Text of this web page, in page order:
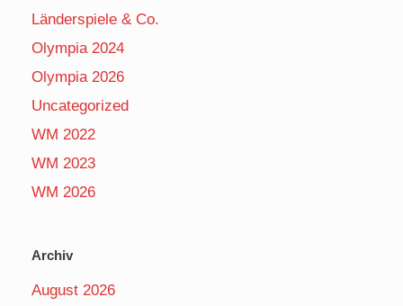
Länderspiele & Co.
Olympia 2024
Olympia 2026
Uncategorized
WM 2022
WM 2023
WM 2026
Archiv
August 2026